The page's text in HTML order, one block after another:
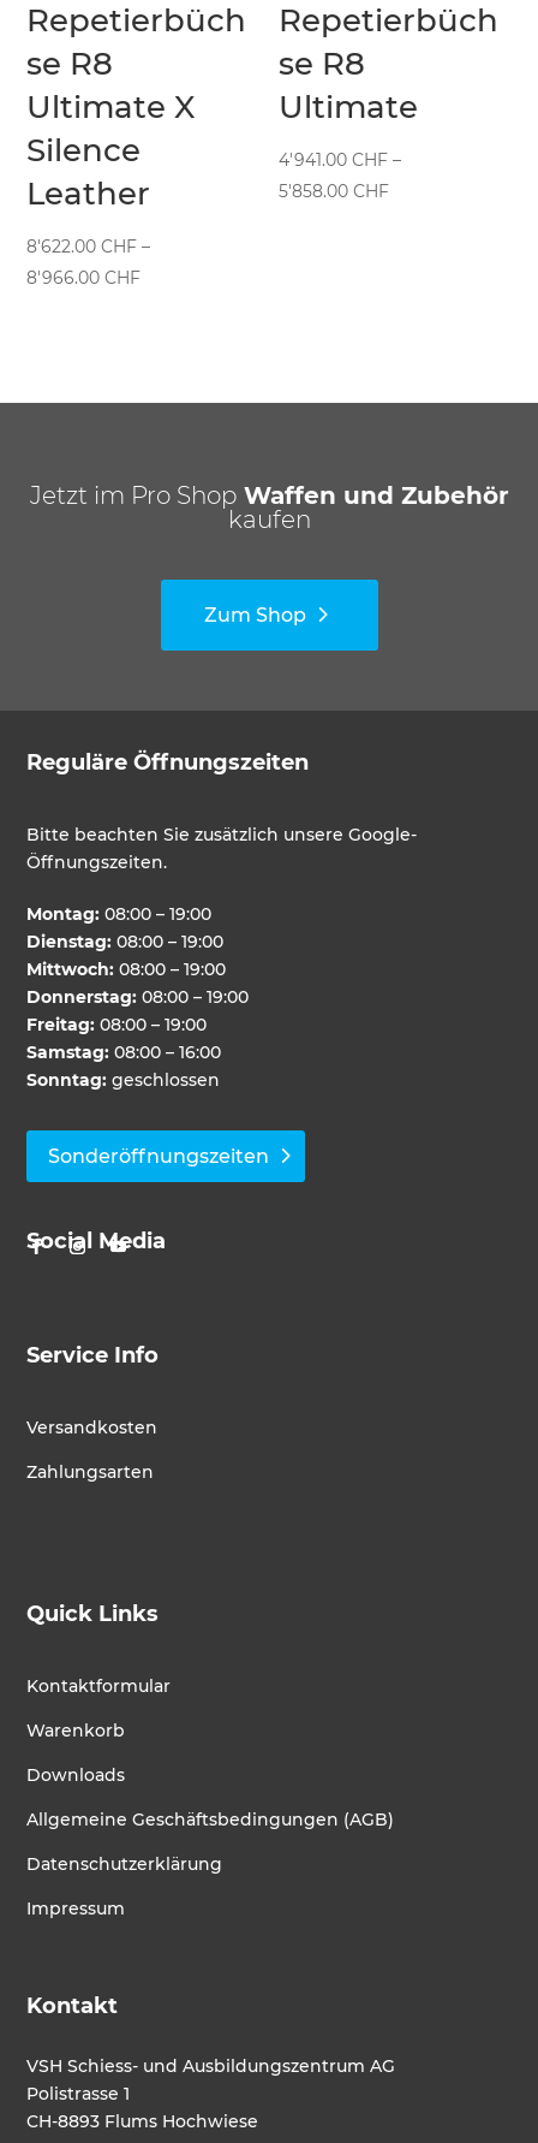
Repetierbüch
se R8
Ultimate X
Silence
Leather
8'622.00CHF –
8'966.00CHFPreisspanne:
Repetierbüch
se R8
Ultimate
4'941.00CHF –
5'858.00CHFPreisspanne:
Jetzt im Pro Shop Waffen und Zubehör
kaufen
Zum Shop
Reguläre Öffnungszeiten
Bitte beachten Sie zusätzlich unsere Google-
Öffnungszeiten.
Montag: 08:00 – 19:00
Dienstag: 08:00 – 19:00
Mittwoch: 08:00 – 19:00
Donnerstag: 08:00 – 19:00
Freitag: 08:00 – 19:00
Samstag: 08:00 – 16:00
Sonntag: geschlossen
Sonderöffnungszeiten
Social Media
Service Info
Versandkosten
Zahlungsarten
Quick Links
Kontaktformular
Warenkorb
Downloads
Allgemeine Geschäftsbedingungen (AGB)
Datenschutzerklärung
Impressum
Kontakt
VSH Schiess- und Ausbildungszentrum AG
Polistrasse 1
CH-8893 Flums Hochwiese